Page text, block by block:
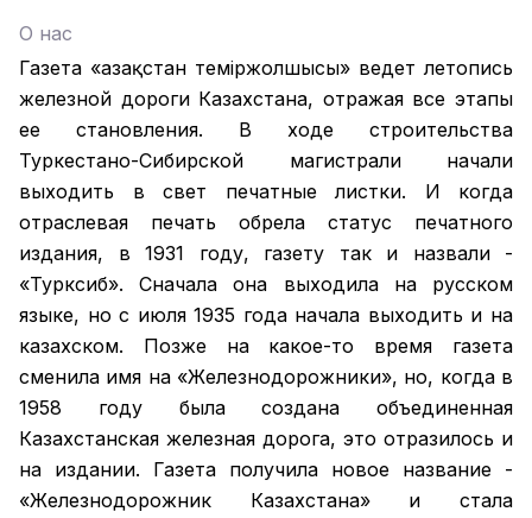
О нас
Газета «Қазақстан теміржолшысы» ведет летопись
железной дороги Казахстана, отражая все этапы
ее становления. В ходе строительства
Туркестано-Сибирской магистрали начали
выходить в свет печатные листки. И когда
отраслевая печать обрела статус печатного
издания, в 1931 году, газету так и назвали -
«Турксиб». Сначала она выходила на русском
языке, но с июля 1935 года начала выходить и на
казахском. Позже на какое-то время газета
сменила имя на «Железнодорожники», но, когда в
1958 году была создана объединенная
Казахстанская железная дорога, это отразилось и
на издании. Газета получила новое название -
«Железнодорожник Казахстана» и стала